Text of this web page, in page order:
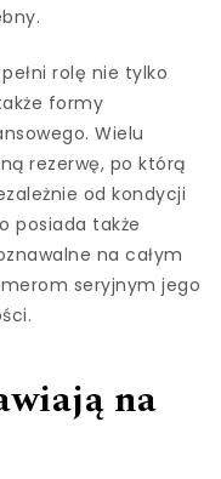
rolę nie tylko
formy
Wielu
rezerwę, po którą
od kondycji
posiada także
na całym
seryjnym jego
na